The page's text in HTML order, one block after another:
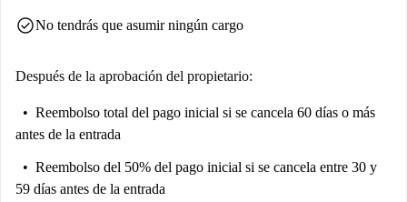
check_circleNo tendrás que asumir ningún cargo
Después de la aprobación del propietario:
Reembolso total del pago inicial si se cancela 60 días o más
antes de la entrada
Reembolso del 50% del pago inicial si se cancela entre 30 y
59 días antes de la entrada